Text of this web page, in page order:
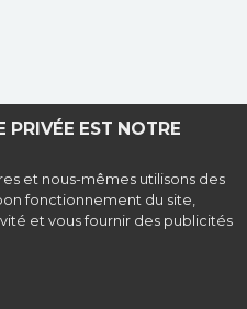
PRIVÉE EST NOTRE
et nous-mêmes utilisons des
fonctionnement du site,
et vous fournir des publicités